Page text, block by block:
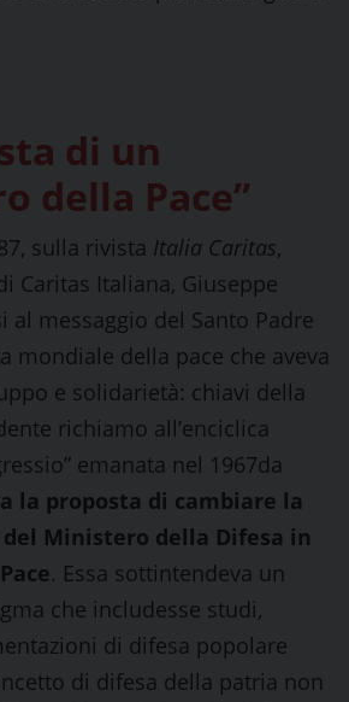
di un
della Pace”
sulla rivista Italia Caritas,
Caritas Italiana, Giuseppe
al messaggio del Santo Padre
mondiale della pace che aveva
e solidarietà: chiavi della
richiamo all’enciclica
emanata nel 1967da
la proposta di cambiare la
Ministero della Difesa in
. Essa sottintendeva un
che includesse studi,
di difesa popolare
di difesa della patria non